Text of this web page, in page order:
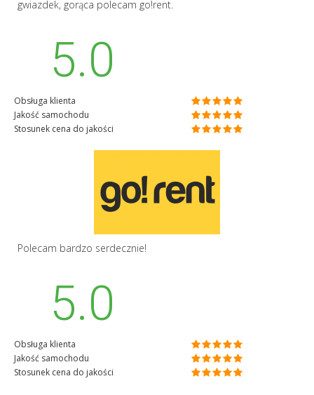
gwiazdek, gorąca polecam go!rent.
5.0
Obsługa klienta
Jakość samochodu
Stosunek cena do jakości
Polecam bardzo serdecznie!
5.0
Obsługa klienta
Jakość samochodu
Stosunek cena do jakości